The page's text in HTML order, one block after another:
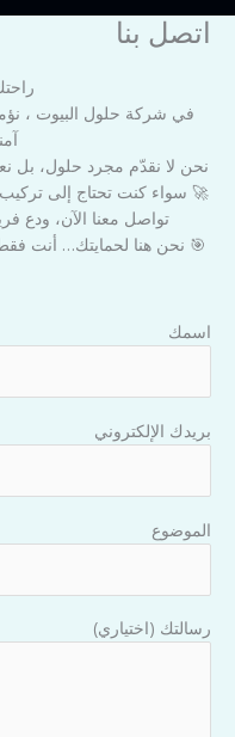
اتصل بنا
في شركة حلول البيوت ،
نحن لا نقدّم مجرد حلول، بل
🚀 سواء كنت تحتاج إلى
تواصل معنا الآن، ودع
🎯 نحن هنا لحمايتك… أنت
اسمك
بريدك الإلكتروني
الموضوع
رسالتك (اختياري)